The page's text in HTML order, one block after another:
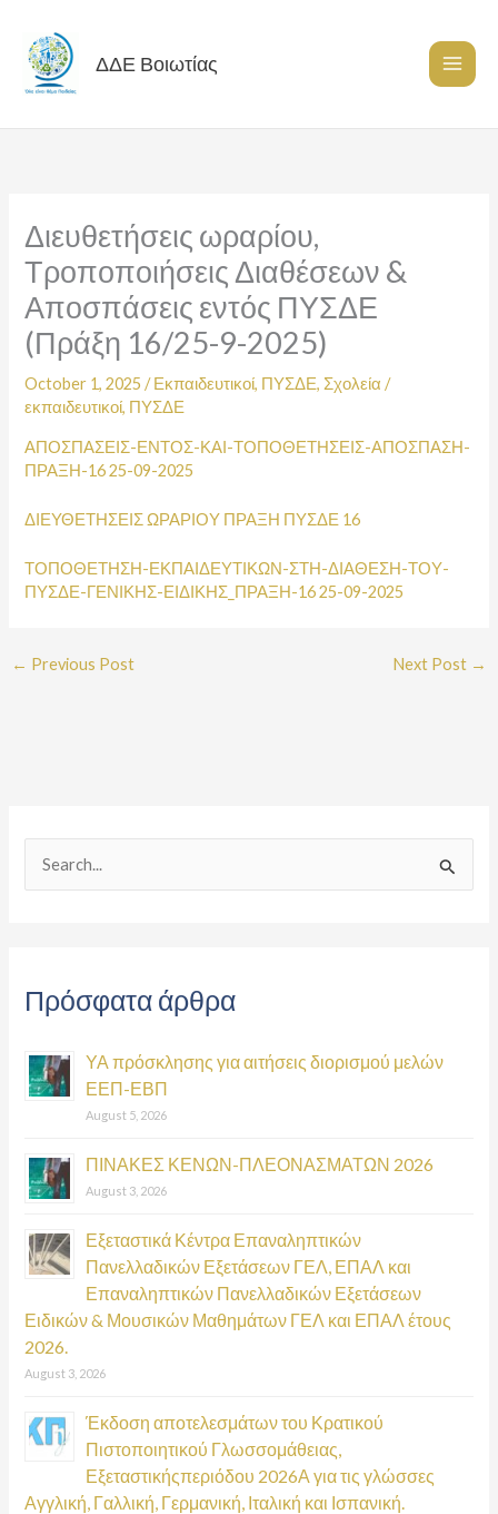
content
ΔΔΕ Βοιωτίας
Διευθετήσεις ωραρίου,
Τροποποιήσεις Διαθέσεων &
Αποσπάσεις εντός ΠΥΣΔΕ
(Πράξη 16/25-9-2025)
October 1, 2025/Εκπαιδευτικοί, ΠΥΣΔΕ, Σχολεία /
εκπαιδευτικοί, ΠΥΣΔΕ
ΑΠΟΣΠΑΣΕΙΣ-ΕΝΤΟΣ-ΚΑΙ-ΤΟΠΟΘΕΤΗΣΕΙΣ-ΑΠΟΣΠΑΣΗ-
ΠΡΑΞΗ-16 25-09-2025
ΔΙΕΥΘΕΤΗΣΕΙΣ ΩΡΑΡΙΟΥ ΠΡΑΞΗ ΠΥΣΔΕ 16
ΤΟΠΟΘΕΤΗΣΗ-ΕΚΠΑΙΔΕΥΤΙΚΩΝ-ΣΤΗ-ΔΙΑΘΕΣΗ-ΤΟΥ-
ΠΥΣΔΕ-ΓΕΝΙΚΗΣ-ΕΙΔΙΚΗΣ_ΠΡΑΞΗ-16 25-09-2025
← Previous Post Next Post →
c
f
o
Πρόσφατα άρθρα
ΥΑ πρόσκλησης για αιτήσεις διορισμού μελών
ΕΕΠ-ΕΒΠ
August 5, 2026
ΠΙΝΑΚΕΣ ΚΕΝΩΝ-ΠΛΕΟΝΑΣΜΑΤΩΝ 2026
August 3, 2026
Εξεταστικά Κέντρα Επαναληπτικών
Πανελλαδικών Εξετάσεων ΓΕΛ, ΕΠΑΛ και
Επαναληπτικών Πανελλαδικών Εξετάσεων
Ειδικών & Μουσικών Μαθημάτων ΓΕΛ και ΕΠΑΛ έτους
2026.
August 3, 2026
Έκδοση αποτελεσμάτων του Κρατικού
Πιστοποιητικού Γλωσσομάθειας,
Εξεταστικήςπεριόδου 2026Α για τις γλώσσες
Αγγλική, Γαλλική, Γερμανική, Ιταλική και Ισπανική.